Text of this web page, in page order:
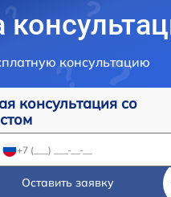
консультацию
консультация со
Оставить заявку